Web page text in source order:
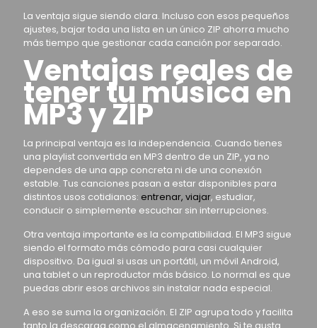
La ventaja sigue siendo clara. Incluso con esos pequeños
ajustes, bajar toda una lista en un único ZIP ahorra mucho
más tiempo que gestionar cada canción por separado.
Ventajas reales de
tener tu música en
MP3 y ZIP
La principal ventaja es la independencia. Cuando tienes
una playlist convertida en MP3 dentro de un ZIP, ya no
dependes de una app concreta ni de una conexión
estable. Tus canciones pasan a estar disponibles para
distintos usos cotidianos: entrenar, viajar, estudiar,
conducir o simplemente escuchar sin interrupciones.
Otra ventaja importante es la compatibilidad. El MP3 sigue
siendo el formato más cómodo para casi cualquier
dispositivo. Da igual si usas un portátil, un móvil Android,
una tablet o un reproductor más básico. Lo normal es que
puedas abrir esos archivos sin instalar nada especial.
A eso se suma la organización. El ZIP agrupa todo y facilita